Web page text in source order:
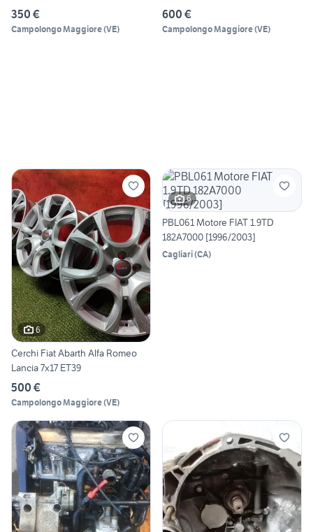
350 €
Campolongo Maggiore(VE)
600 €
Campolongo Maggiore(VE)
6
Cerchi Fiat Abarth Alfa Romeo
Lancia 7x17 ET39
500 €
Campolongo Maggiore(VE)
6
PBL061 Motore FIAT 1.9TD
182A7000 [1996/2003]
Cagliari(CA)